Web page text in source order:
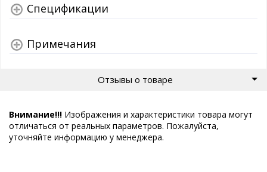
Спецификации
Примечания
Отзывы о товаре
Внимание!!! Изображения и характеристики товара могут
отличаться от реальных параметров. Пожалуйста,
уточняйте информацию у менеджера.